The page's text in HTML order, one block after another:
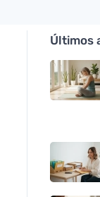
Últimos